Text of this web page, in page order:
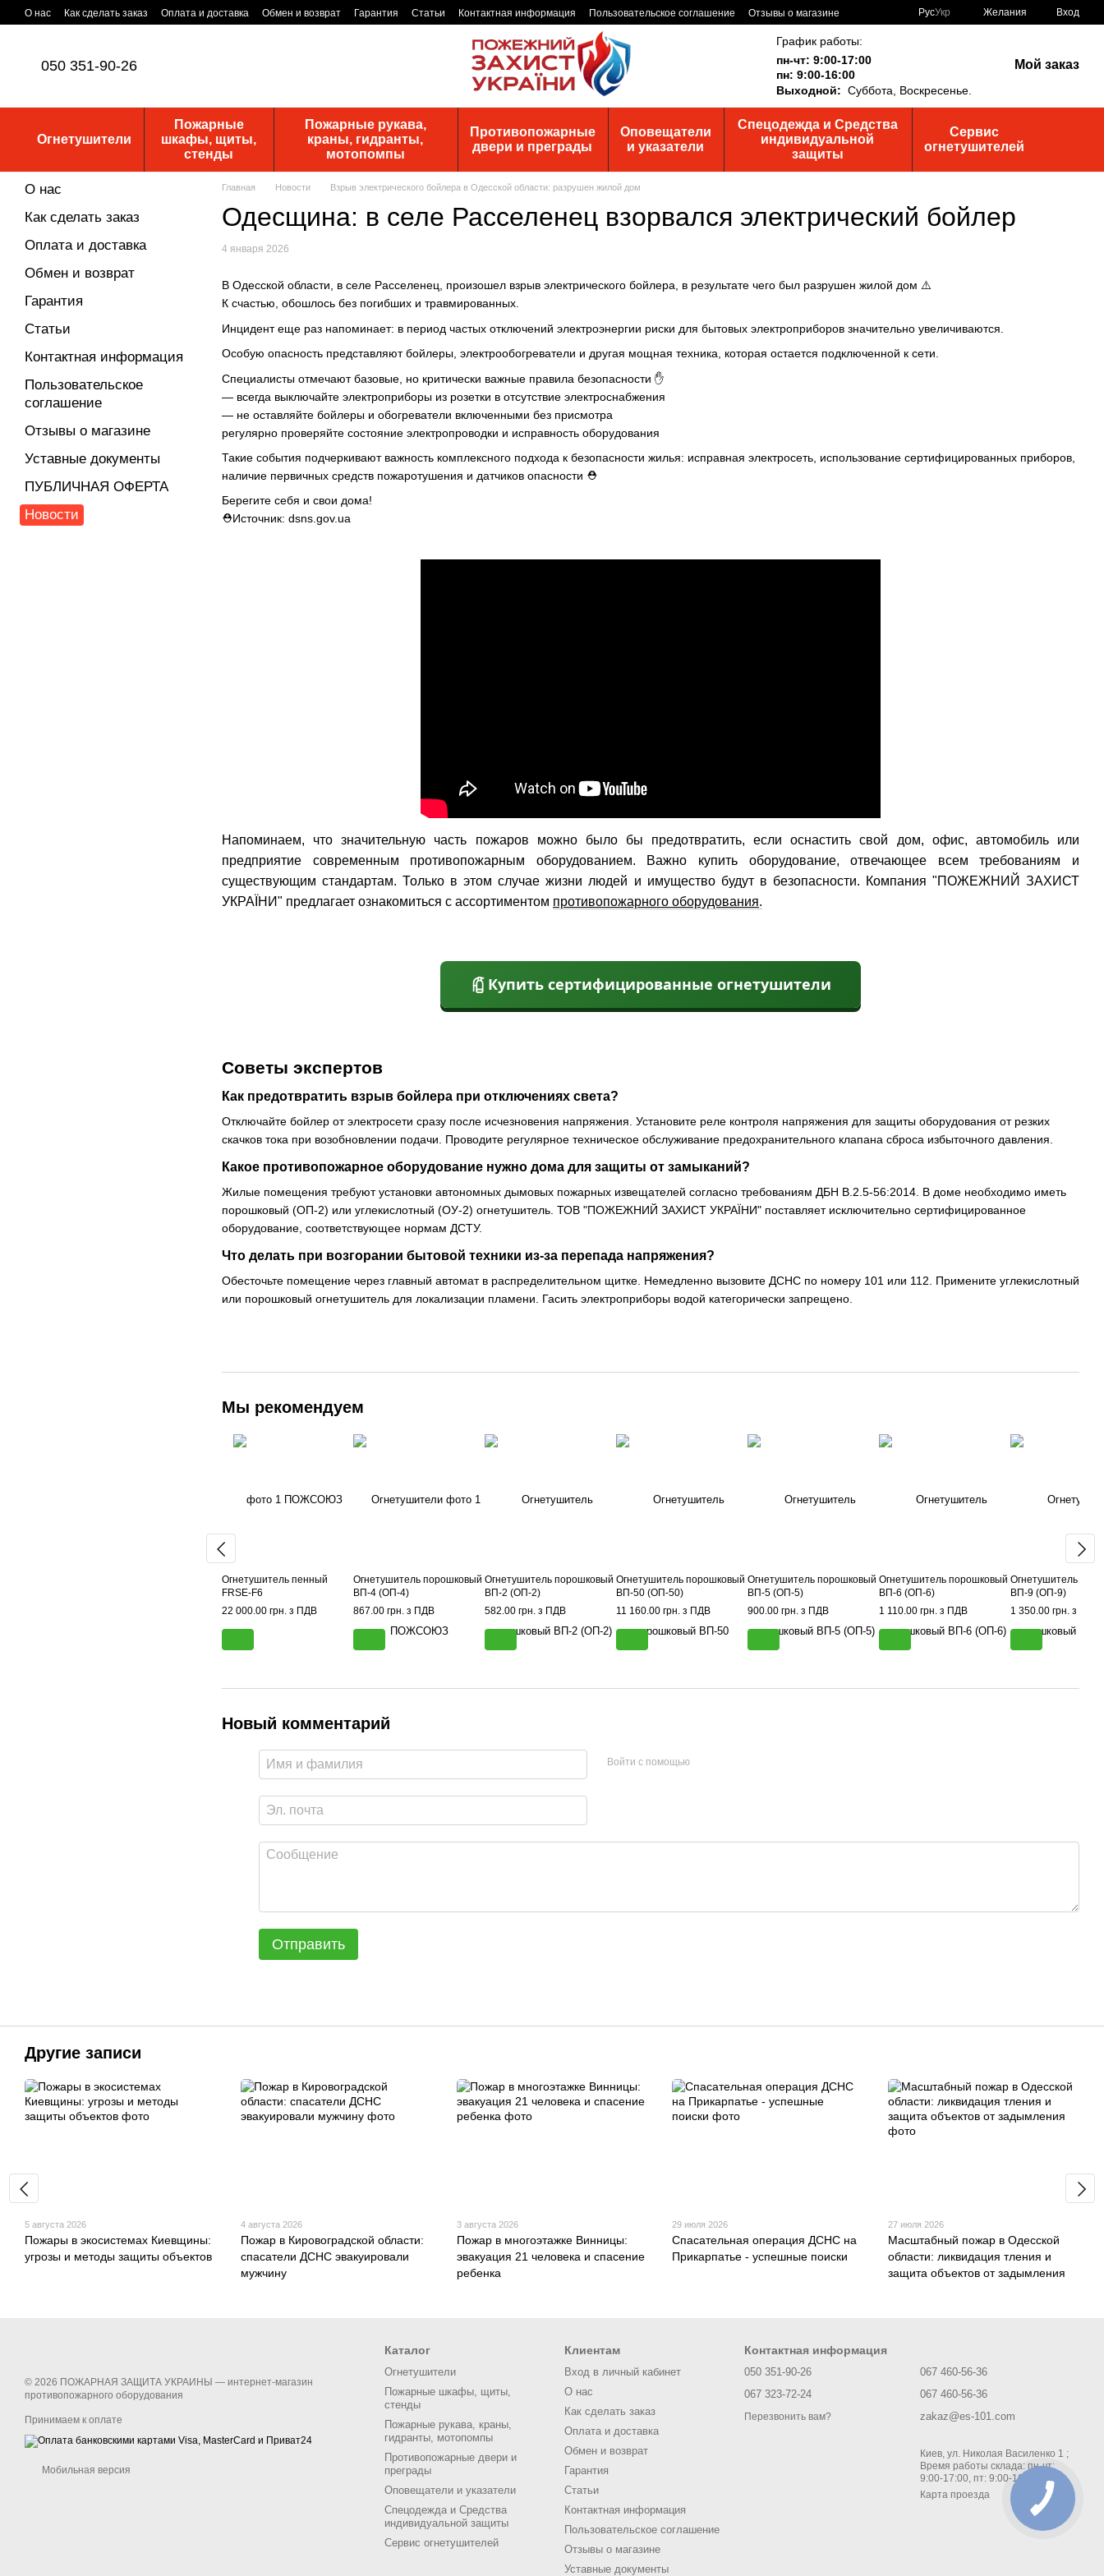
Перейти к основному контенту
О нас Как сделать заказ Оплата и доставка Обмен и возврат Гарантия Статьи Контактная информация Пользовательское соглашение
Отзывы о магазине
РусУкр Желания Вход
050 351-90-26
График работы:
пн-чт: 9:00-17:00
пн: 9:00-16:00
Выходной: Суббота, Воскресенье.
Мой заказ
Огнетушители
Пожарные
шкафы, щиты,
стенды
Пожарные рукава,
краны, гидранты,
мотопомпы
Противопожарные
двери и преграды
Оповещатели
и указатели
Спецодежда и Средства
индивидуальной
защиты
Сервис
огнетушителей
Главная Новости Взрыв электрического бойлера в Одесской области: разрушен жилой дом
Одесщина: в селе Расселенец взорвался электрический бойлер
4 января 2026
В Одесской области, в селе Расселенец, произошел взрыв электрического бойлера, в результате чего был разрушен жилой дом ⚠️
К счастью, обошлось без погибших и травмированных.
Инцидент еще раз напоминает: в период частых отключений электроэнергии риски для бытовых электроприборов значительно увеличиваются.
Особую опасность представляют бойлеры, электрообогреватели и другая мощная техника, которая остается подключенной к сети.
Специалисты отмечают базовые, но критически важные правила безопасности ✋
— всегда выключайте электроприборы из розетки в отсутствие электроснабжения
— не оставляйте бойлеры и обогреватели включенными без присмотра
регулярно проверяйте состояние электропроводки и исправность оборудования
Такие события подчеркивают важность комплексного подхода к безопасности жилья: исправная электросеть, использование сертифицированных приборов,
наличие первичных средств пожаротушения и датчиков опасности ⛑️
Берегите себя и свои дома!
⛑Источник: dsns.gov.ua
Напоминаем, что значительную часть пожаров можно было бы предотвратить, если оснастить cвой дом, офис, автомобиль или
предприятие современным противопожарным оборудованием. Важно купить оборудование, отвечающее всем требованиям и
существующим стандартам. Только в этом случае жизни людей и имущество будут в безопасности. Компания "ПОЖЕЖНИЙ ЗАХИСТ
УКРАЇНИ" предлагает ознакомиться с ассортиментом противопожарного оборудования.
Купить сертифицированные огнетушители
Советы экспертов
Как предотвратить взрыв бойлера при отключениях света?
Отключайте бойлер от электросети сразу после исчезновения напряжения. Установите реле контроля напряжения для защиты оборудования от резких
скачков тока при возобновлении подачи. Проводите регулярное техническое обслуживание предохранительного клапана сброса избыточного давления.
Какое противопожарное оборудование нужно дома для защиты от замыканий?
Жилые помещения требуют установки автономных дымовых пожарных извещателей согласно требованиям ДБН В.2.5-56:2014. В доме необходимо иметь
порошковый (ОП-2) или углекислотный (ОУ-2) огнетушитель. ТОВ "ПОЖЕЖНИЙ ЗАХИСТ УКРАЇНИ" поставляет исключительно сертифицированное
оборудование, соответствующее нормам ДСТУ.
Что делать при возгорании бытовой техники из-за перепада напряжения?
Обесточьте помещение через главный автомат в распределительном щитке. Немедленно вызовите ДСНС по номеру 101 или 112. Примените углекислотный
или порошковый огнетушитель для локализации пламени. Гасить электроприборы водой категорически запрещено.
Мы рекомендуем
Огнетушитель пенный
FRSE-F6
22 000.00 грн. з ПДВ
Огнетушитель порошковый
ВП-4 (ОП-4)
867.00 грн. з ПДВ
Огнетушитель порошковый
ВП-2 (ОП-2)
582.00 грн. з ПДВ
Огнетушитель порошковый
ВП-50 (ОП-50)
11 160.00 грн. з ПДВ
Огнетушитель порошковый
ВП-5 (ОП-5)
900.00 грн. з ПДВ
Огнетушитель порошковый
ВП-6 (ОП-6)
1 110.00 грн. з ПДВ
Огнетушитель
ВП-9 (ОП-9)
1 350.00 грн. з ПДВ
Новый комментарий
Войти с помощью
Отправить
О нас
Как сделать заказ
Оплата и доставка
Обмен и возврат
Гарантия
Статьи
Контактная информация
Пользовательское
соглашение
Отзывы о магазине
Уставные документы
ПУБЛИЧНАЯ ОФЕРТА
Новости
Другие записи
5 августа 2026
Пожары в экосистемах Киевщины:
угрозы и методы защиты объектов
4 августа 2026
Пожар в Кировоградской области:
спасатели ДСНС эвакуировали
мужчину
3 августа 2026
Пожар в многоэтажке Винницы:
эвакуация 21 человека и спасение
ребенка
29 июля 2026
Спасательная операция ДСНС на
Прикарпатье - успешные поиски
27 июля 2026
Масштабный пожар в Одесской
области: ликвидация тления и
защита объектов от задымления
© 2026 ПОЖАРНАЯ ЗАЩИТА УКРАИНЫ — интернет-магазин
противопожарного оборудования
Принимаем к оплате
Мобильная версия
Каталог
Огнетушители
Пожарные шкафы, щиты,
стенды
Пожарные рукава, краны,
гидранты, мотопомпы
Противопожарные двери и
преграды
Оповещатели и указатели
Спецодежда и Средства
индивидуальной защиты
Сервис огнетушителей
Клиентам
Вход в личный кабинет
О нас
Как сделать заказ
Оплата и доставка
Обмен и возврат
Гарантия
Статьи
Контактная информация
Пользовательское соглашение
Отзывы о магазине
Уставные документы
Контактная информация
050 351-90-26
067 323-72-24
Перезвонить вам?
067 460-56-36
067 460-56-36
zakaz@es-101.com
Киев, ул. Николая Василенко 1 ;
Время работы склада: пн-чт:
9:00-17:00, пт: 9:00-16:00
Карта проезда